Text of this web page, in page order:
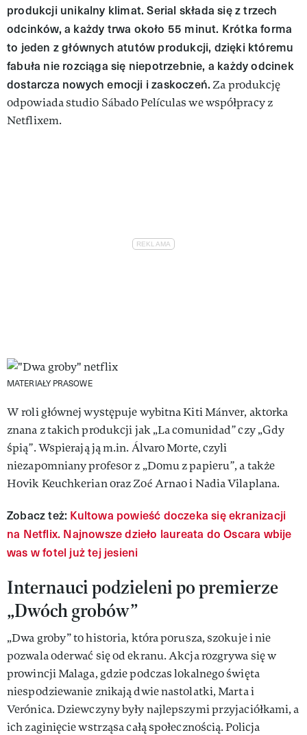
produkcji unikalny klimat. Serial składa się z trzech
odcinków, a każdy trwa około 55 minut. Krótka forma
to jeden z głównych atutów produkcji, dzięki któremu
fabuła nie rozciąga się niepotrzebnie, a każdy odcinek
dostarcza nowych emocji i zaskoczeń.Za produkcję
odpowiada studio Sábado Películas we współpracy z
Netflixem.
MATERIAŁY PRASOWE
W roli głównej występuje wybitna Kiti Mánver, aktorka
znana z takich produkcji jak „La comunidad”czy „Gdy
śpią”. Wspierają ją m.in. Álvaro Morte, czyli
niezapomniany profesor z „Domu z papieru”, a także
Hovik Keuchkerian oraz Zoé Arnao i Nadia Vilaplana.
Zobacz też: Kultowa powieść doczeka się ekranizacji
na Netflix. Najnowsze dzieło laureata do Oscara wbije
was w fotel już tej jesieni
Internauci podzieleni po premierze
„Dwóch grobów”
„Dwa groby” to historia, która porusza, szokuje i nie
pozwala oderwać się od ekranu. Akcja rozgrywa się w
prowincji Malaga, gdzie podczas lokalnego święta
niespodziewanie znikają dwie nastolatki, Marta i
Verónica. Dziewczyny były najlepszymi przyjaciółkami, a
ich zaginięcie wstrząsa całą społecznością. Policja